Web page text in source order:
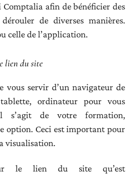
Comptalia afin de bénéficier des
de diverses manières.
celle de l’application.
lien du site
vous servir d’un navigateur de
ordinateur pour vous
s’agit de votre formation,
option. Ceci est important pour
visualisation.
le lien du site qu’est